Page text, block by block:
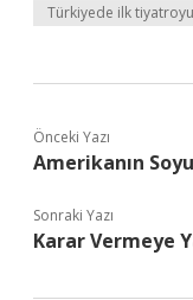
Türkiyede ilk
Önceki Yazı
Amerikanın
Sonraki Yazı
Karar Vermeye